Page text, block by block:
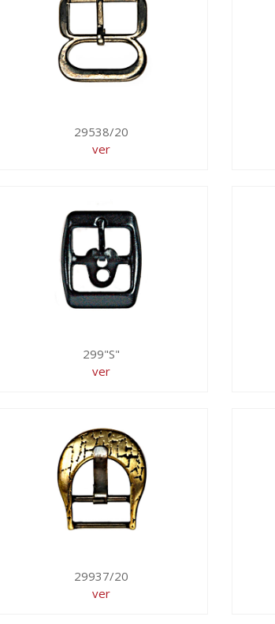
29538/20
ver
299"S"
ver
29937/20
ver